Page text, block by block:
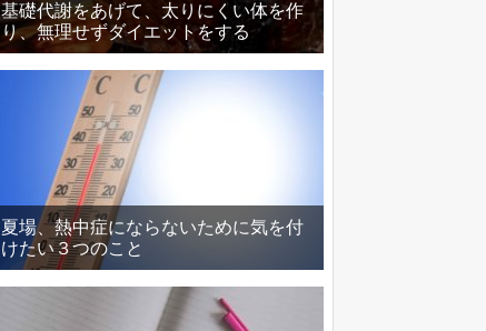
基礎代謝をあげて、太りにくい体を作
り、無理せずダイエットをする
夏場、熱中症にならないために気を付
けたい３つのこと